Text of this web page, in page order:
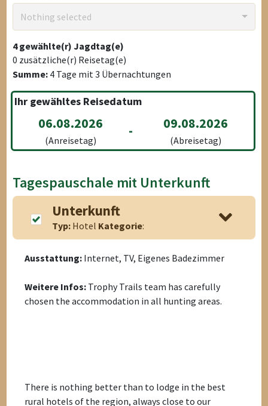
Nothing selected
4gewählte(r) Jagdtag(e)
0 zusätzliche(r) Reisetag(e)
Summe: 4 Tage mit3 Übernachtungen
Ihr gewähltes Reisedatum
06.08.2026
(Anreisetag)
- 09.08.2026
(Abreisetag)
Tagespauschale mit Unterkunft
Unterkunft
Typ: Hotel Kategorie:
Ausstattung: Internet, TV, Eigenes Badezimmer
Weitere Infos: Trophy Trails team has carefully
chosen the accommodation in all hunting areas.
There is nothing better than to lodge in the best
rural hotels of the region, always close to our